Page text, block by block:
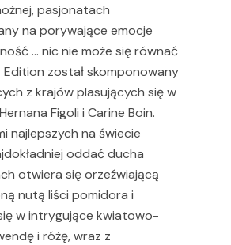
pasjonatach
na porywające emocje
… nic nie może się równać
został skomponowany
z krajów plasujących się w
Figoli i Carine Boin.
najlepszych na świecie
oddać ducha
otwiera się orzeźwiającą
nutą liści pomidora i
w intrygujące kwiatowo-
i różę, wraz z